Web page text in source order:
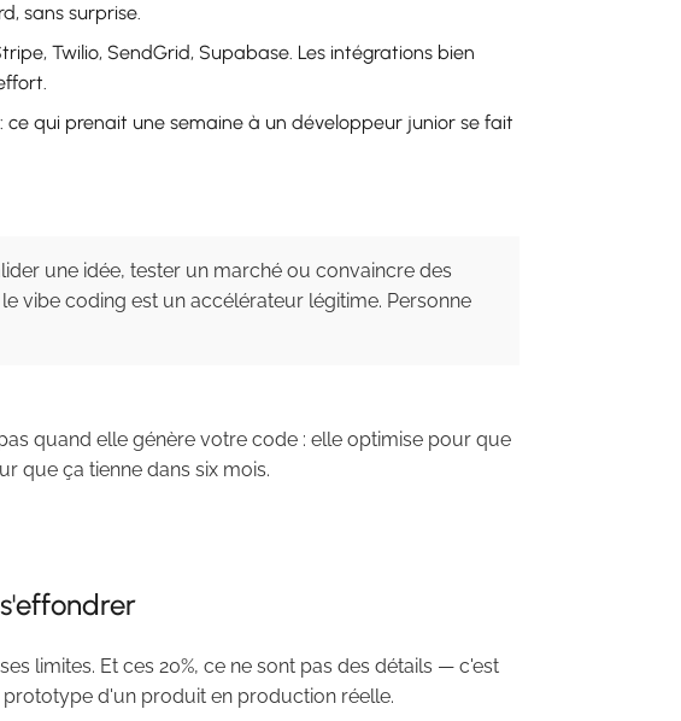
sans surprise.
Twilio, SendGrid, Supabase. Les intégrations bien
ce qui prenait une semaine à un développeur junior se fait
une idée, tester un marché ou convaincre des
vibe coding est un accélérateur légitime. Personne
quand elle génère votre code : elle optimise pour que
que ça tienne dans six mois.
limites. Et ces 20%, ce ne sont pas des détails — c'est
d'un produit en production réelle.